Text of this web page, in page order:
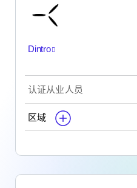
Dintro
认证从业人员
区域